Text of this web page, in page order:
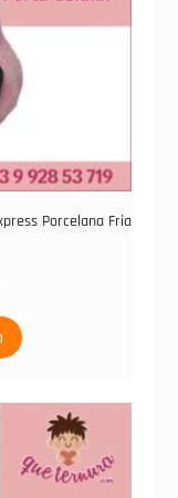
Porcelana Fria